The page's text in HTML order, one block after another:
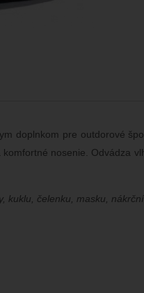
doplnkom pre outdorové
nosenie. Odvádza
kuklu, čelenku, masku,